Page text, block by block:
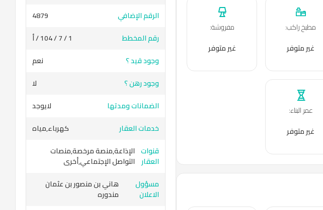
مطبخ راكب:
غير متوفر
مفروشة:
غير متوفر
عمر البناء:
غير متوفر
الرقم الإضافي
4879
رقم المخطط
1 / 7 / 104 / أ
وجود قيد ؟
نعم
وجود رهن ؟
لا
الضمانات ومدتها
لايوجد
خدمات العقار
كهرباء,مياه
قنوات
العقار
الإذاعة,منصة مرخصة,منصات
التواصل الإجتماعي,أخرى
مسؤول
الاعلان
هاني بن منصور بن عثمان
مندوره